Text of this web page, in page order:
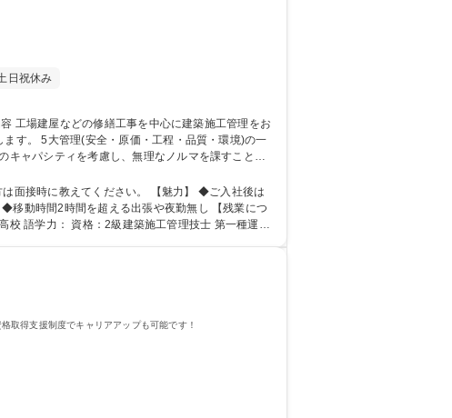
日祝休み
環境)の一
ャパシティを考慮し、無理なノルマを課すことは
【2級建築施工管理士向
移動時間2時間を超える出張や夜勤無し 【残業につ
取得支援制度でキャリアアップも可能です！